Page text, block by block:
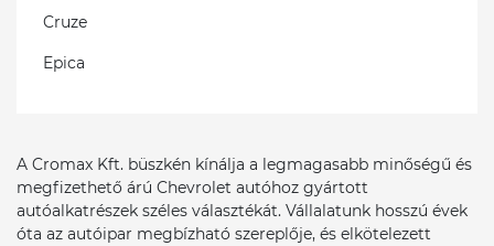
Iveco
Jaguar
Lancia
Land Rover
Cruze
Epica
Lacetti
Malibu
A Cromax Kft. büszkén kínálja a legmagasabb minőségű és
megfizethető árú Chevrolet autóhoz gyártott
autóalkatrészek széles választékát. Vállalatunk hosszú évek
óta az autóipar megbízható szereplője, és elkötelezett